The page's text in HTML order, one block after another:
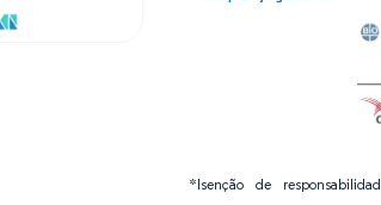
*Isenção de